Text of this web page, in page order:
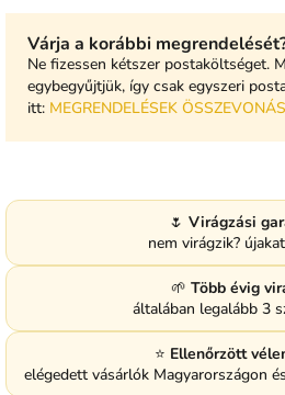
Várja a korábbi
Ne fizessen kétszer postaköltséget.
egybegyűjtjük, így csak egyszeri
itt: MEGRENDELÉSEK
🌷 Virágzási
nem virágzik?
🌱 Több évig
általában legalább 3
⭐ Ellenőrzött
elégedett vásárlók Magyarországon